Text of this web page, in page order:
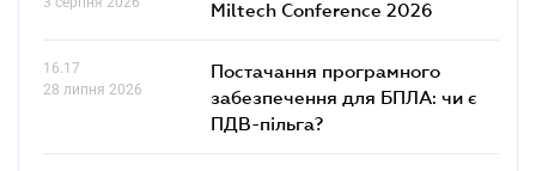
Miltech Conference 2026
16.17
28 липня 2026
Постачання програмного
забезпечення для БПЛА: чи є
ПДВ-пільга?